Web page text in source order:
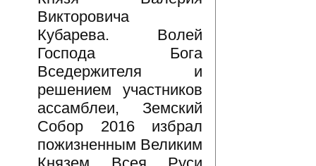
Викторовича
Кубарева. Волей
Господа Бога
Вседержителя и
решением участников
ассамблеи, Земский
Собор 2016 избрал
пожизненным Великим